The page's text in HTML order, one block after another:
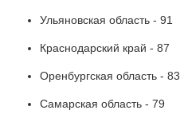
Ульяновская область - 91
Краснодарский край - 87
Оренбургская область - 83
Самарская область - 79